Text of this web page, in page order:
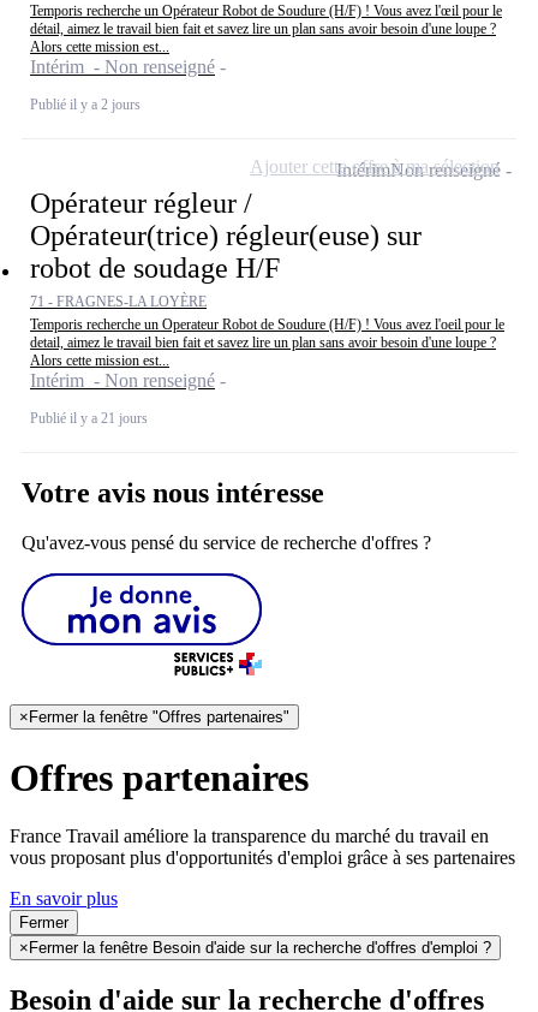
Temporis recherche un Opérateur Robot de Soudure (H/F) ! Vous avez l'œil pour le
détail, aimez le travail bien fait et savez lire un plan sans avoir besoin d'une loupe ?
Alors cette mission est...
Intérim - Non renseigné
Publié il y a 2 jours
Opérateur régleur /
Opérateur(trice) régleur(euse) sur
robot de soudage H/F
71 - FRAGNES-LA LOYÈRE
Temporis recherche un Operateur Robot de Soudure (H/F) ! Vous avez l'oeil pour le
detail, aimez le travail bien fait et savez lire un plan sans avoir besoin d'une loupe ?
Alors cette mission est...
Intérim - Non renseigné
Publié il y a 21 jours
IntérimNon renseigné
Ajouter cette offre à ma sélection
Votre avis nous intéresse
Qu'avez-vous pensé du service de recherche d'offres ?
× Fermer la fenêtre "Offres partenaires"
Offres partenaires
France Travail améliore la transparence du marché du travail en
vous proposant plus d'opportunités d'emploi grâce à ses partenaires
En savoir plus
Fermer
× Fermer la fenêtre Besoin d'aide sur la recherche d'offres d'emploi ?
Besoin d'aide sur la recherche d'offres